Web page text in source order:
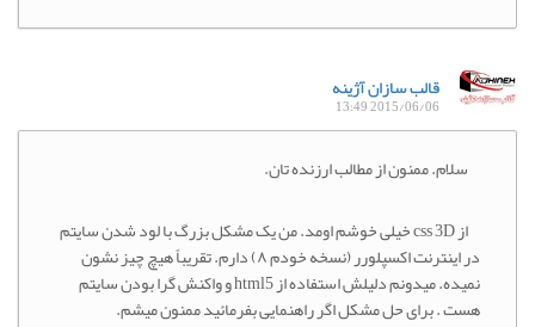
قالب سازان آژینه
2015/06/06 13:49
سلام. ممنون از مطالب ارزنده تان.
از css 3D خیلی خوشم اومد. من یک مشکل بزرگ با لود شدن سایتم
در اینترنت اکسپلورر (نسخه خودم ۸) دارم. تقریباً هیچ چیز نشون
نمیده. میدونم دلیلش استفاده از html5 و واکنش گرا بودن سایتم
هست . برای حل مشکل اگر راهنمایی بفرمائید ممنون میشم.